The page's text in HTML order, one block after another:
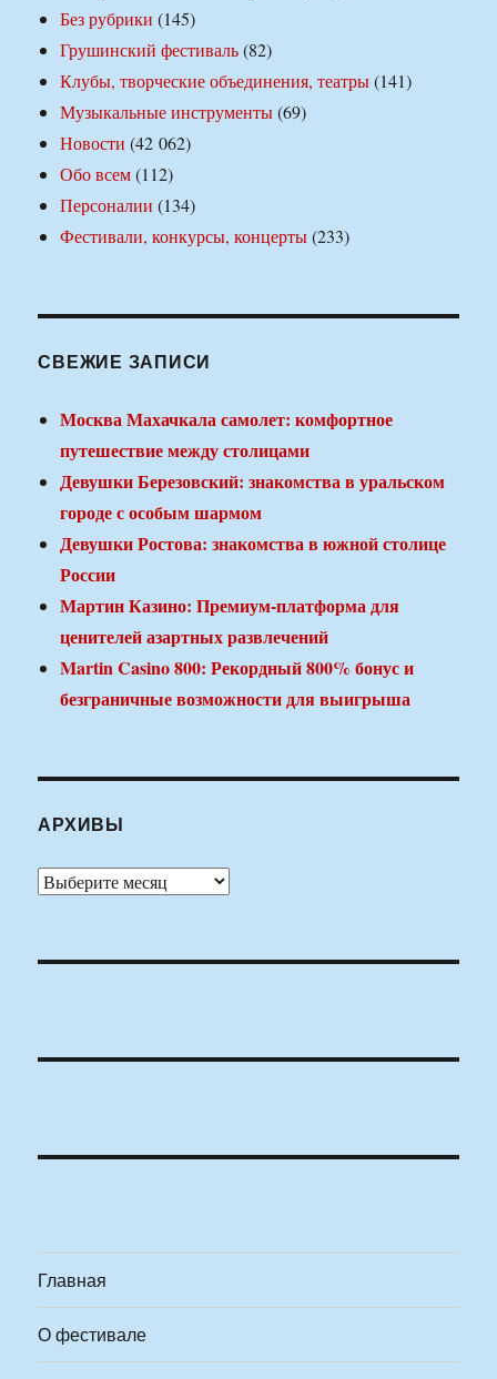
Без рубрики (145)
Грушинский фестиваль(82)
Клубы, творческие объединения, театры(141)
Музыкальные инструменты(69)
Новости (42 062)
Обо всем(112)
Персоналии (134)
Фестивали, конкурсы, концерты(233)
СВЕЖИЕ ЗАПИСИ
Москва Махачкала самолет: комфортное
путешествие между столицами
Девушки Березовский: знакомства в уральском
городе с особым шармом
Девушки Ростова: знакомства в южной столице
России
Мартин Казино: Премиум-платформа для
ценителей азартных развлечений
Martin Casino 800: Рекордный 800% бонус и
безграничные возможности для выигрыша
АРХИВЫ
Архивы
Главная
О фестивале